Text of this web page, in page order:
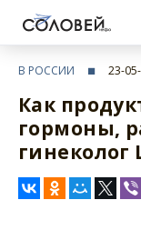
В РОССИИ 23-
Как
гормоны,
гинеколог